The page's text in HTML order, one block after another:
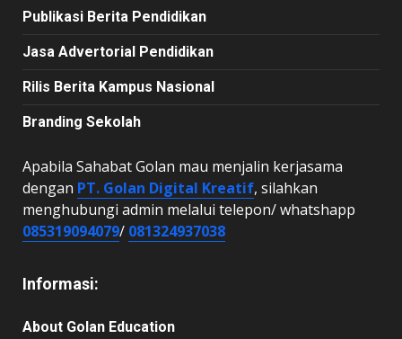
Publikasi Berita Pendidikan
Jasa Advertorial Pendidikan
Rilis Berita Kampus Nasional
Branding Sekolah
Apabila Sahabat Golan mau menjalin kerjasama
dengan PT. Golan Digital Kreatif, silahkan
menghubungi admin melalui telepon/ whatshapp
085319094079/ 081324937038
Informasi:
About Golan Education